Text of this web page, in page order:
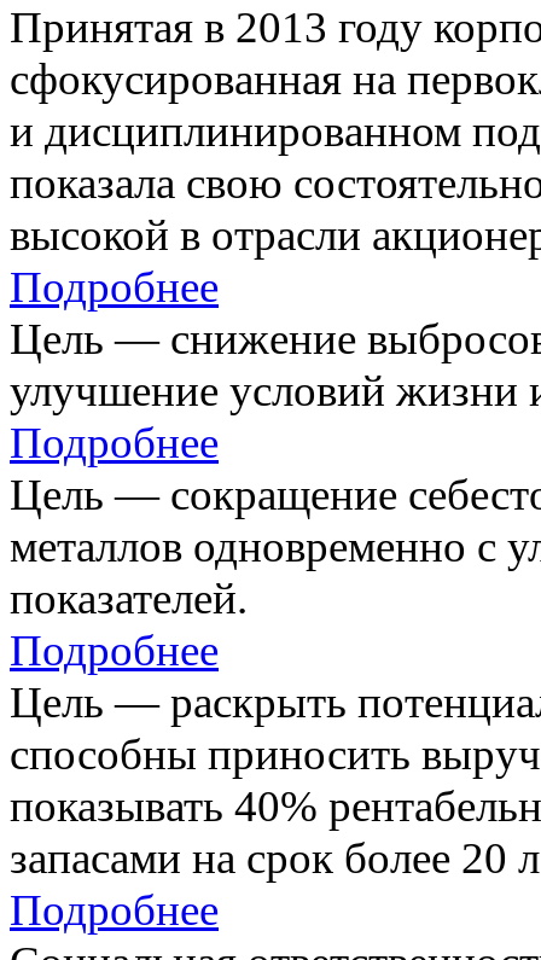
Принятая в 2013 году
сфокусированная на
и дисциплинированном
показала свою
высокой в отрасли
Подробнее
Цель — снижение
улучшение условий жизни
Подробнее
Цель — сокращение
металлов одновременно с
показателей.
Подробнее
Цель — раскрыть
способны приносить
показывать 40%
запасами на срок более 20
Подробнее